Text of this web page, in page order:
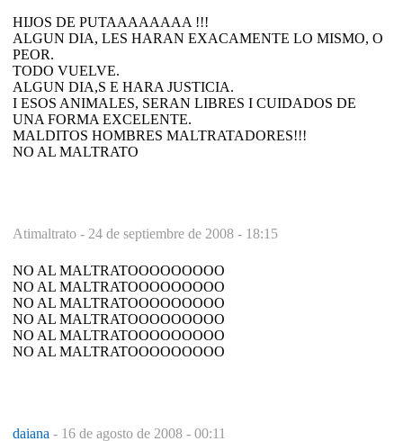
HIJOS DE PUTAAAAAAAA !!!
ALGUN DIA, LES HARAN EXACAMENTE LO MISMO, O
PEOR.
TODO VUELVE.
ALGUN DIA,S E HARA JUSTICIA.
I ESOS ANIMALES, SERAN LIBRES I CUIDADOS DE
UNA FORMA EXCELENTE.
MALDITOS HOMBRES MALTRATADORES!!!
NO AL MALTRATO
Atimaltrato - 24 de septiembre de 2008 - 18:15
NO AL MALTRATOOOOOOOOO
NO AL MALTRATOOOOOOOOO
NO AL MALTRATOOOOOOOOO
NO AL MALTRATOOOOOOOOO
NO AL MALTRATOOOOOOOOO
NO AL MALTRATOOOOOOOOO
daiana - 16 de agosto de 2008 - 00:11